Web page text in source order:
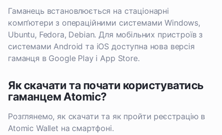
Гаманець встановлюється на стаціонарні
комп’ютери з операційними системами Windows,
Ubuntu, Fedora, Debian. Для мобільних пристроїв з
системами Android та iOS доступна нова версія
гаманця в Google Play і App Store.
Як скачати та почати користуватись
гаманцем Atomic?
Розглянемо, як скачати та як пройти реєстрацію в
Atomic Wallet на смартфоні.